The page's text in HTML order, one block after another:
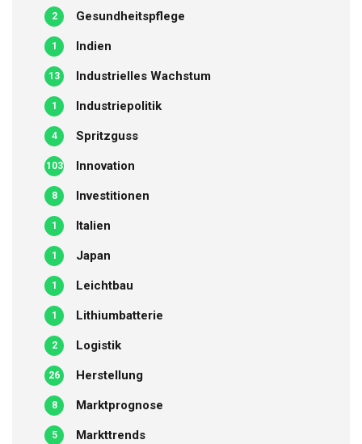
Gesundheitspflege
2
Indien
1
Industrielles Wachstum
13
Industriepolitik
1
Spritzguss
4
Innovation
103
Investitionen
8
Italien
1
Japan
1
Leichtbau
1
Lithiumbatterie
1
Logistik
2
Herstellung
26
Marktprognose
8
Markttrends
5